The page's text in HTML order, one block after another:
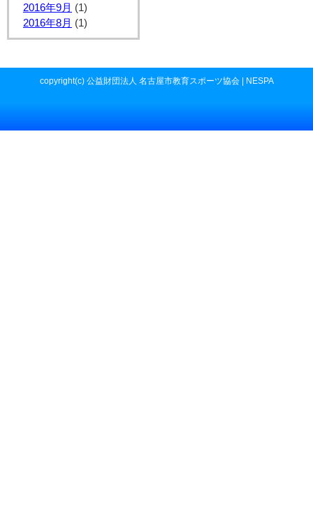
2016年9月 (1)
2016年8月 (1)
copyright(c) 公益財団法人 名古屋市教育スポーツ協会 | NESPA